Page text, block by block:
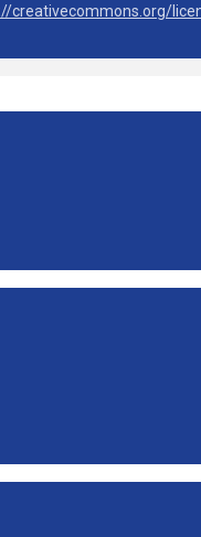
creativecommons.org/